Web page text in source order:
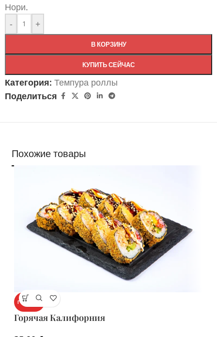
Нори.
-
+
В КОРЗИНУ
КУПИТЬ СЕЙЧАС
Категория: Темпура роллы
Поделиться
Похожие товары
ГОРЯЧИЙ
Горячая Калифорния